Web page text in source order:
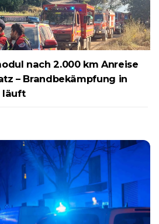
nach 2.000 km Anreise
– Brandbekämpfung in
läuft